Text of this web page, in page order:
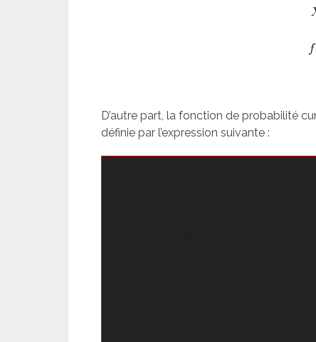
D’autre part, la fonction de probabilité
définie par l’expression suivante :